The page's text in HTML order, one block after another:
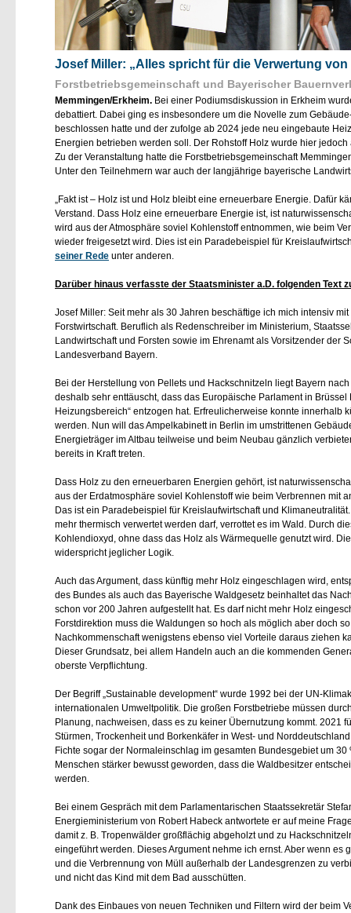
Josef Miller: „Alles spricht für die Verwertung
Forstbetriebsgemeinschaft und Bayerischer
Memmingen/Erkheim. Bei einer Podiumsdiskussion in Erkheim
debattiert. Dabei ging es insbesondere um die Novelle zum
beschlossen hatte und der zufolge ab 2024 jede neu eingebaute
Energien betrieben werden soll. Der Rohstoff Holz wurde hier
Zu der Veranstaltung hatte die Forstbetriebsgemeinschaft
Unter den Teilnehmern war auch der langjährige bayerische
Fakt ist – Holz ist und Holz bleibt eine erneuerbare Energie. Dafür
Verstand. Dass Holz eine erneuerbare Energie ist, ist
wird aus der Atmosphäre soviel Kohlenstoff entnommen, wie beim
wieder freigesetzt wird. Dies ist ein Paradebeispiel für
seiner Rede unter anderen.
Darüber hinaus verfasste der Staatsminister a.D. folgenden Text
Josef Miller: Seit mehr als 30 Jahren beschäftige ich mich intensiv
Forstwirtschaft. Beruflich als Redenschreiber im Ministerium,
Landwirtschaft und Forsten sowie im Ehrenamt als Vorsitzender der
Landesverband Bayern.
Bei der Herstellung von Pellets und Hackschnitzeln liegt Bayern
deshalb sehr enttäuscht, dass das Europäische Parlament in
Heizungsbereich“ entzogen hat. Erfreulicherweise konnte innerhalb
werden. Nun will das Ampelkabinett in Berlin im umstrittenen
Energieträger im Altbau teilweise und beim Neubau gänzlich
bereits in Kraft treten.
Dass Holz zu den erneuerbaren Energien gehört, ist
aus der Erdatmosphäre soviel Kohlenstoff wie beim Verbrennen mit
Das ist ein Paradebeispiel für Kreislaufwirtschaft und
mehr thermisch verwertet werden darf, verrottet es im Wald. Durch
Kohlendioxyd, ohne dass das Holz als Wärmequelle genutzt wird.
widerspricht jeglicher Logik.
Auch das Argument, dass künftig mehr Holz eingeschlagen wird,
des Bundes als auch das Bayerische Waldgesetz beinhaltet das
schon vor 200 Jahren aufgestellt hat. Es darf nicht mehr Holz
Forstdirektion muss die Waldungen so hoch als möglich aber doch
Nachkommenschaft wenigstens ebenso viel Vorteile daraus ziehen
Dieser Grundsatz, bei allem Handeln auch an die kommenden
oberste Verpflichtung.
Der Begriff „Sustainable development“ wurde 1992 bei der UN-
internationalen Umweltpolitik. Die großen Forstbetriebe müssen
Planung, nachweisen, dass es zu keiner Übernutzung kommt. 2021
Stürmen, Trockenheit und Borkenkäfer in West- und
Fichte sogar der Normaleinschlag im gesamten Bundesgebiet um
Menschen stärker bewusst geworden, dass die Waldbesitzer
werden.
Bei einem Gespräch mit dem Parlamentarischen Staatssekretär
Energieministerium von Robert Habeck antwortete er auf meine
damit z. B. Tropenwälder großflächig abgeholzt und zu
eingeführt werden. Dieses Argument nehme ich ernst. Aber wenn es
und die Verbrennung von Müll außerhalb der Landesgrenzen zu
und nicht das Kind mit dem Bad ausschütten.
Dank des Einbaues von neuen Techniken und Filtern wird der beim